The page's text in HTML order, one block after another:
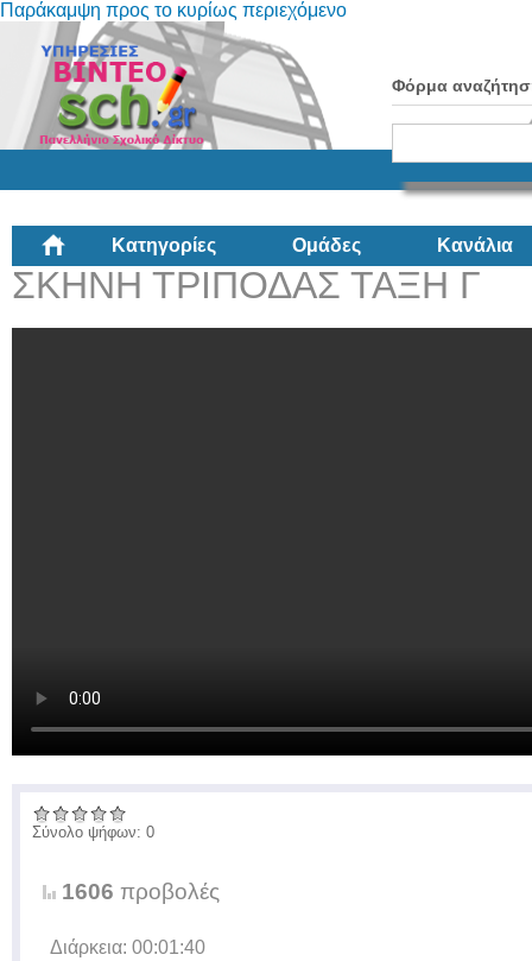
Παράκαμψη προς το κυρίως περιεχόμενο
Φόρμα
Κατηγορίες Ομάδες Κανάλια
ΣΚΗΝΗ ΤΡΙΠΟΔΑΣ ΤΑΞΗ Γ
Σύνολο ψήφων: 0
1606 προβολές
Διάρκεια: 00:01:40